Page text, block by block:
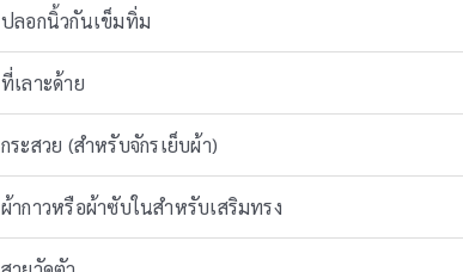
ปลอกนิ้วกันเข็มทิ่ม
ที่เลาะด้าย
กระสวย (สำหรับจักรเย็บผ้า)
ผ้ากาวหรือผ้าซับในสำหรับเสริมทรง